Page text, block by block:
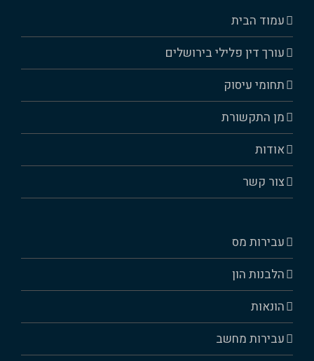
עמוד הבית
עורך דין פלילי בירושלים
תחומי עיסוק
מן התקשורת
אודות
צור קשר
עבירות מס
הלבנות הון
הונאות
עבירות מחשב